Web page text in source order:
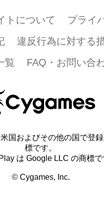
トについて
プライ
違反行為に対する
覧
FAQ・お問い合
国およびその他の国で登
標です。
は Google LLC の商標で
© Cygames, Inc.